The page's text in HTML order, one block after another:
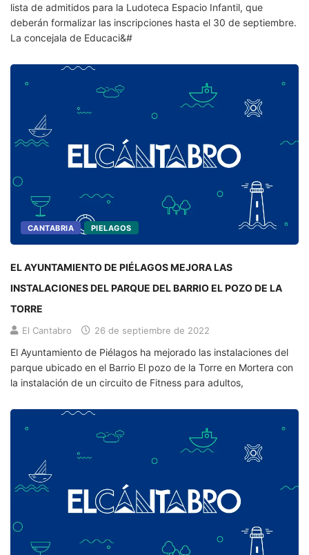
lista de admitidos para la Ludoteca Espacio Infantil, que
deberán formalizar las inscripciones hasta el 30 de septiembre.
La concejala de Educaci&#
CANTABRIA PIELAGOS
EL AYUNTAMIENTO DE PIÉLAGOS MEJORA LAS
INSTALACIONES DEL PARQUE DEL BARRIO EL POZO DE LA
TORRE
El Cantabro 26 de septiembre de 2022
El Ayuntamiento de Piélagos ha mejorado las instalaciones del
parque ubicado en el Barrio El pozo de la Torre en Mortera con
la instalación de un circuito de Fitness para adultos,